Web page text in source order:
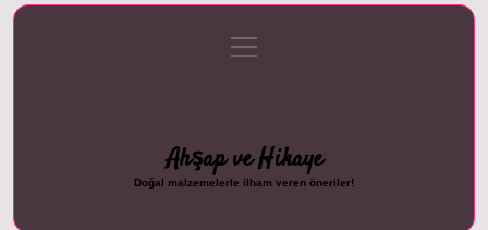
Gizlilik Politikası
menüyü
aç
Ahşap ve Hikaye
Doğal malzemelerle ilham veren öneriler!